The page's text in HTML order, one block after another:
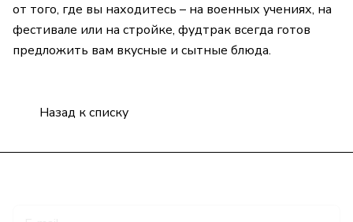
от того, где вы находитесь – на военных учениях, на
фестивале или на стройке, фудтрак всегда готов
предложить вам вкусные и сытные блюда.
Назад к списку